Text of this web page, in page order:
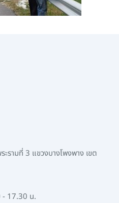
รามที่ 3 แขวงบางโพงพาง เขต
- 17.30 น.